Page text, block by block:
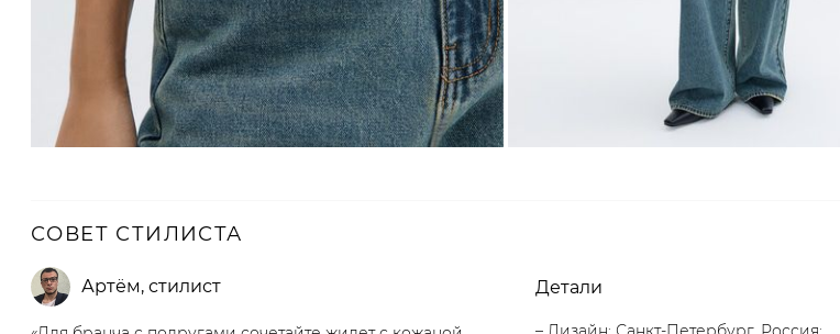
СОВЕТ СТИЛИСТА
Артём, стилист Детали